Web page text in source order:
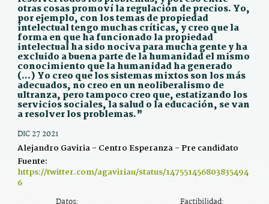
otras cosas promoví la regulación de precios. Yo,
por ejemplo, con los temas de propiedad
intelectual tengo muchas críticas, y creo que la
forma en que ha funcionado la propiedad
intelectual ha sido nociva para mucha gente y ha
excluido a buena parte de la humanidad el mismo
conocimiento que la humanidad ha generado
(…) Yo creo que los sistemas mixtos son los más
adecuados, no creo en un neoliberalismo de
ultranza, pero tampoco creo que, estatizando los
servicios sociales, la salud o la educación, se van
a resolver los problemas.”
DIC 27 2021
Alejandro Gaviria - Centro Esperanza - Pre candidato
Fuente:
https://twitter.com/agaviriau/status/147551456803835494
6